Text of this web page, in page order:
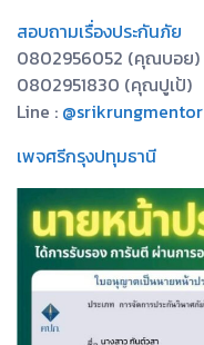
สอบถามเรื่องประกันภัย
0802956052 (คุณบอย)
0802951830 (คุณปูเป้)
Line : @srikrungmentor
เพจศรีกรุงปทุมธานี